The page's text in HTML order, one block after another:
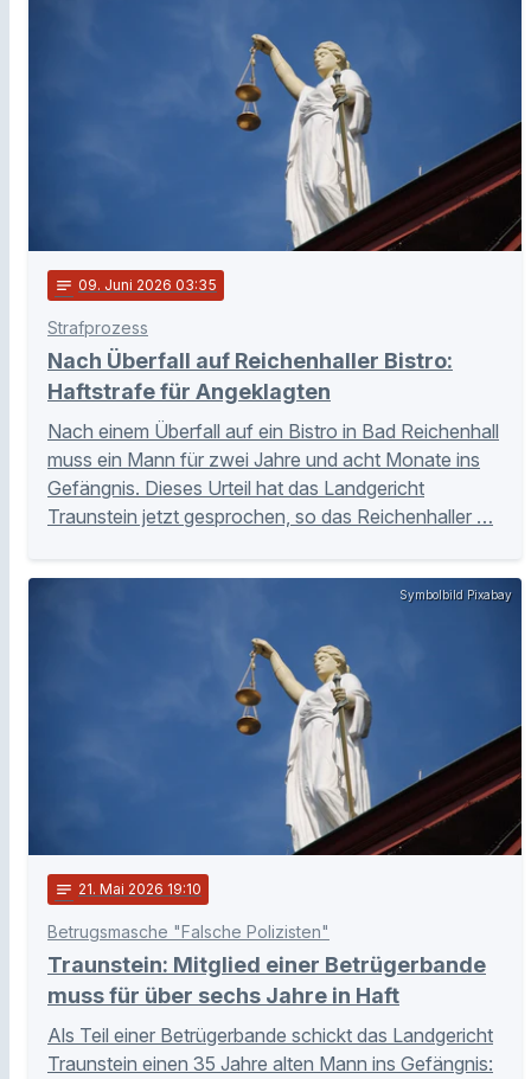
notes 09. Juni 2026 03:35
Strafprozess
Nach Überfall auf Reichenhaller Bistro:
Haftstrafe für Angeklagten
Nach einem Überfall auf ein Bistro in Bad Reichenhall
muss ein Mann für zwei Jahre und acht Monate ins
Gefängnis. Dieses Urteil hat das Landgericht
Traunstein jetzt gesprochen, so das Reichenhaller …
Symbolbild Pixabay
notes 21. Mai 2026 19:10
Betrugsmasche "Falsche Polizisten"
Traunstein: Mitglied einer Betrügerbande
muss für über sechs Jahre in Haft
Als Teil einer Betrügerbande schickt das Landgericht
Traunstein einen 35 Jahre alten Mann ins Gefängnis: